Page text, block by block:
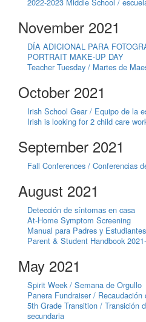
November 2021
DÍA ADICIONAL PARA
PORTRAIT MAKE-UP DAY
Teacher Tuesday / Martes de
October 2021
Irish School Gear / Equipo de la
Irish is looking for 2 child care
September 2021
Fall Conferences / Conferencias
August 2021
Detección de síntomas en casa
At-Home Symptom Screening
Manual para Padres y
Parent & Student Handbook
May 2021
Spirit Week / Semana de Orgullo
Panera Fundraiser / Recaudación
5th Grade Transition / Transición
secundaria